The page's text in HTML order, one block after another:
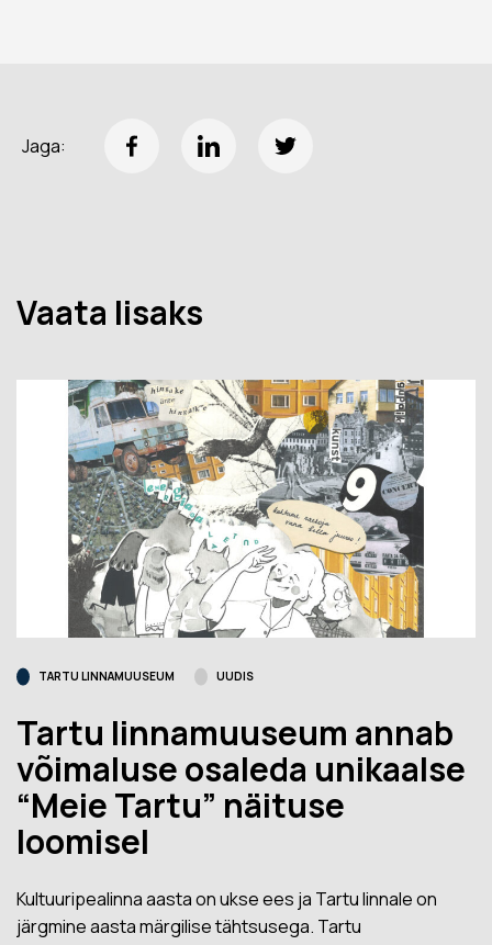
Jaga:
Vaata lisaks
TARTU LINNAMUUSEUM UUDIS
Tartu linnamuuseum annab
võimaluse osaleda unikaalse
“Meie Tartu” näituse
loomisel
Kultuuripealinna aasta on ukse ees ja Tartu linnale on
järgmine aasta märgilise tähtsusega. Tartu